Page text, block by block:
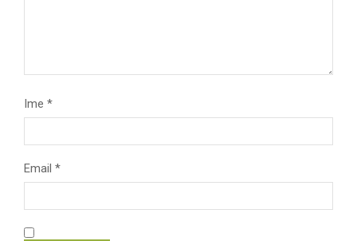
Ime *
Email *